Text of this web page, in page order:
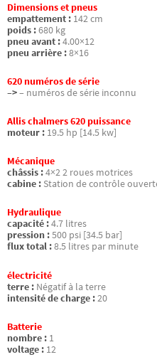
Dimensions et pneus
empattement : 142 cm
poids :680 kg
pneu avant :4.00×12
pneu arrière :8×16
620 numéros de série
–>– numéros de série inconnu
Allis chalmers 620 puissance
moteur : 19.5 hp [14.5 kw]
Mécanique
châssis :4×2 2 roues motrices
cabine : Station de contrôle
Hydraulique
capacité :4.7 litres
pression :500 psi [34.5 bar]
flux total :8.5 litres par minute
électricité
terre : Négatif à la terre
intensité de charge :20
Batterie
nombre : 1
voltage : 12